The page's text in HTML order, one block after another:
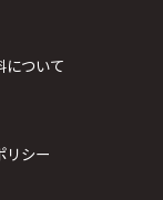
について
リシー